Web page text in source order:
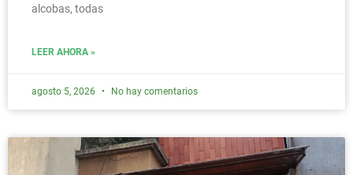
alcobas, todas
LEER AHORA »
agosto 5, 2026 No hay comentarios